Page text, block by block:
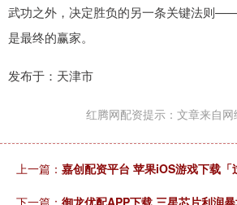
武功之外，决定胜负的另一条关键法则
是最终的赢家。
发布于：天津市
红腾网配资提示：文章来自网
上一篇： 嘉创配资平台 苹果iOS游戏下载「